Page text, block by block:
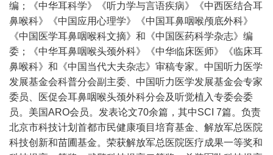
编；《中华耳科学》《听力学与言语疾病》《中西医结合耳
鼻喉科》《中国应用心理学》《中国耳鼻咽喉颅底外科》
《中国医学耳鼻咽喉科文摘》和《中国医药科学杂志》编
委；《中华耳鼻咽喉头颈外科》《中华临床医师》《临床耳
鼻喉科》和《中国当代大夫杂志》审稿专家。中国听力医学
发展基金会科普分会副主委、中国听力医学发展基金会专家
委员、医促会耳鼻咽喉头颈外科分会及听觉植入专委会委
员。美国ARO会员。发表论文70余篇，其中SCI 7篇。负责
北京市科技计划首都市民健康项目培育基金、解放军总医院
科技创新和苗圃基金。荣获解放军总医院医疗成果一等奖和